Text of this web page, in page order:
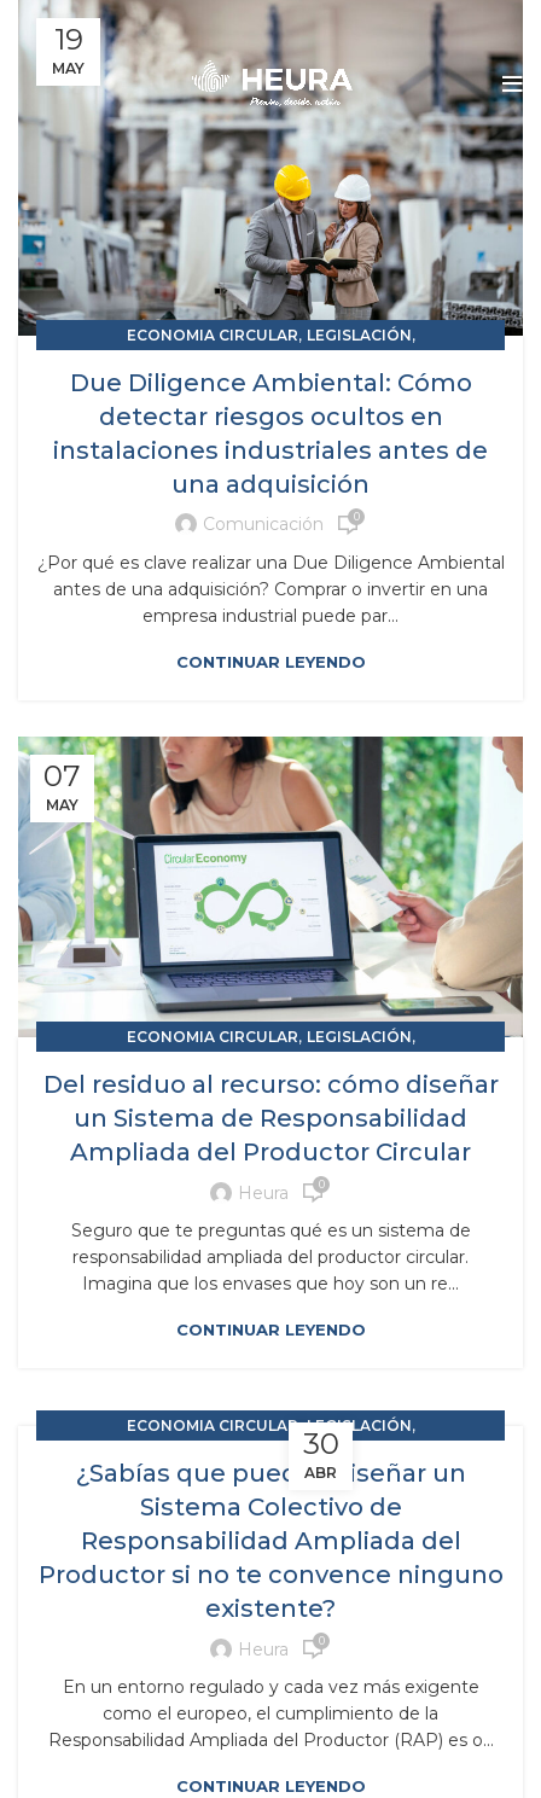
19
MAY
ECONOMIA CIRCULAR, LEGISLACIÓN,
Due Diligence Ambiental: Cómo
detectar riesgos ocultos en
instalaciones industriales antes de
una adquisición
Comunicación 0
¿Por qué es clave realizar una Due Diligence Ambiental
antes de una adquisición? Comprar o invertir en una
empresa industrial puede par...
CONTINUAR LEYENDO
07
MAY
ECONOMIA CIRCULAR, LEGISLACIÓN,
Del residuo al recurso: cómo diseñar
un Sistema de Responsabilidad
Ampliada del Productor Circular
Heura 0
Seguro que te preguntas qué es un sistema de
responsabilidad ampliada del productor circular.
Imagina que los envases que hoy son un re...
CONTINUAR LEYENDO
30
ABR
ECONOMIA CIRCULAR,LEGISLACIÓN,
RAP RESPONSABILIDAD AMPLIADA DEL PRODUCTOR
¿Sabías que puedes diseñar un
Sistema Colectivo de
Responsabilidad Ampliada del
Productor si no te convence ninguno
existente?
Heura 0
En un entorno regulado y cada vez más exigente
como el europeo, el cumplimiento de la
Responsabilidad Ampliada del Productor (RAP) es o...
CONTINUAR LEYENDO